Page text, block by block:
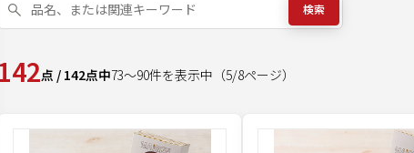
検索
142点 / 142点中73～90件を表示中 （5/8ページ）